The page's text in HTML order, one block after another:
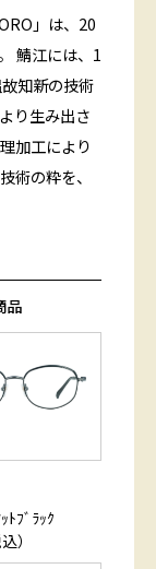
」は、20
鯖江には、1
知新の技術
り生み出さ
加工により
術の粋を、
品
ﾄﾌﾞﾗｯｸ
）